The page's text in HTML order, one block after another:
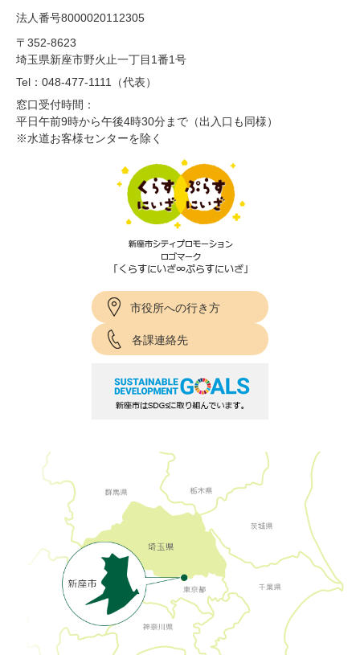
法人番号8000020112305
〒352-8623
埼玉県新座市野火止一丁目1番1号
Tel：048-477-1111（代表）
窓口受付時間：
平日午前9時から午後4時30分まで（出入口も同様）
※水道お客様センターを除く
市役所への行き方
各課連絡先